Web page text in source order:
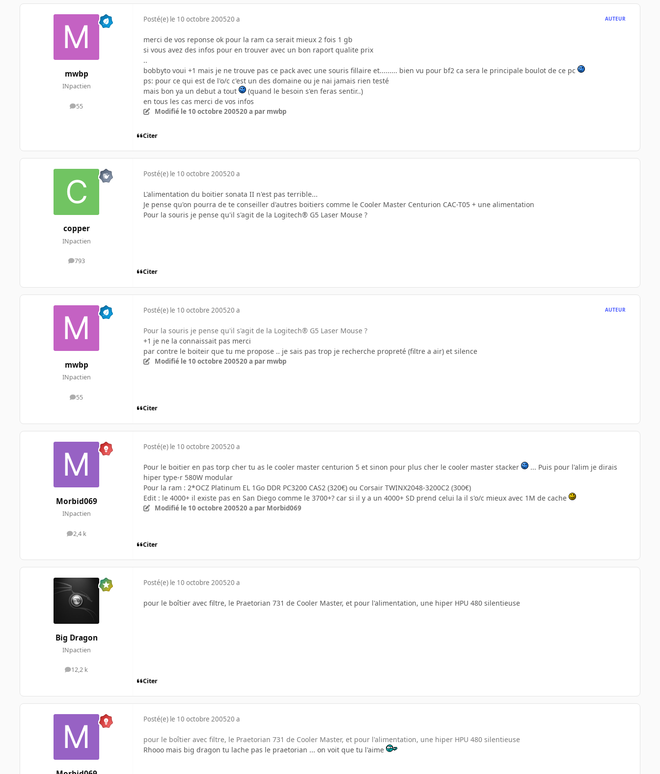
mwbp
INpactien
55
messages
Posté(e) le 10 octobre 200520 a AUTEUR
merci de vos reponse ok pour la ram ca serait mieux 2 fois 1 gb
si vous avez des infos pour en trouver avec un bon raport qualite prix
..
bobbyto voui +1 mais je ne trouve pas ce pack avec une souris fillaire et......... bien vu pour bf2 ca sera le principale boulot de ce pc
ps: pour ce qui est de l'o/c c'est un des domaine ou je nai jamais rien testé
mais bon ya un debut a tout
(quand le besoin s'en feras sentir..)
en tous les cas merci de vos infos
Modifié le 10 octobre 200520 a par mwbp
Citer
copper
INpactien
793
messages
Posté(e) le 10 octobre 200520 a
L'alimentation du boitier sonata II n'est pas terrible...
Je pense qu'on pourra de te conseiller d'autres boitiers comme le Cooler Master Centurion CAC-T05 + une alimentation
Pour la souris je pense qu'il s'agit de la Logitech® G5 Laser Mouse ?
Citer
mwbp
INpactien
55
messages
Posté(e) le 10 octobre 200520 a AUTEUR
Pour la souris je pense qu'il s'agit de la Logitech® G5 Laser Mouse ?
+1 je ne la connaissait pas merci
par contre le boiteir que tu me propose .. je sais pas trop je recherche propreté (filtre a air) et silence
Modifié le 10 octobre 200520 a par mwbp
Citer
Morbid069
INpactien
2,4 k
messages
Posté(e) le 10 octobre 200520 a
Pour le boitier en pas torp cher tu as le cooler master centurion 5 et sinon pour plus cher le cooler master stacker
... Puis pour l'alim je dirais
hiper type-r 580W modular
Pour la ram : 2*OCZ Platinum EL 1Go DDR PC3200 CAS2 (320€) ou Corsair TWINX2048-3200C2 (300€)
Edit : le 4000+ il existe pas en San Diego comme le 3700+? car si il y a un 4000+ SD prend celui la il s'o/c mieux avec 1M de cache
Modifié le 10 octobre 200520 a par Morbid069
Citer
Big Dragon
INpactien
12,2 k
messages
Posté(e) le 10 octobre 200520 a
pour le boîtier avec filtre, le Praetorian 731 de Cooler Master, et pour l'alimentation, une hiper HPU 480 silentieuse
Citer
Posté(e) le 10 octobre 200520 a
pour le boîtier avec filtre, le Praetorian 731 de Cooler Master, et pour l'alimentation, une hiper HPU 480 silentieuse
Rhooo mais big dragon tu lache pas le praetorian ... on voit que tu l'aime